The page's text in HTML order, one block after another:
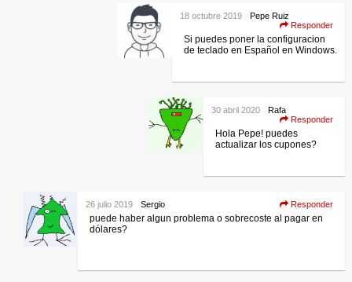
Pepe Ruiz
18 octubre 2019
Responder
Si puedes poner la configuracion
de teclado en Español en Windows.
Rafa
30 abril 2020
Responder
Hola Pepe! puedes
actualizar los cupones?
Sergio
26 julio 2019 Responder
puede haber algun problema o sobrecoste al pagar en
dólares?